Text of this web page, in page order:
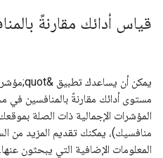
قياس أدائك مقارنةً
مستوى أدائك مقارنةً بالمنافسين
المؤشرات الإجمالية ذات الصلة
منافسيك)، يمكنك تقديم المزيد من
المعلومات الإضافية التي يبحثون